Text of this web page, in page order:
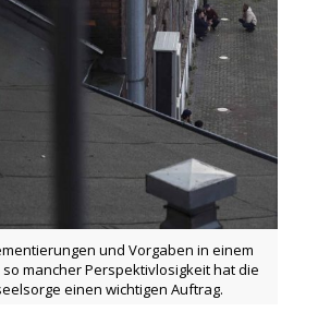
und Vorgaben in einem
mancher Perspektivlosigkeit hat die
einen wichtigen Auftrag.